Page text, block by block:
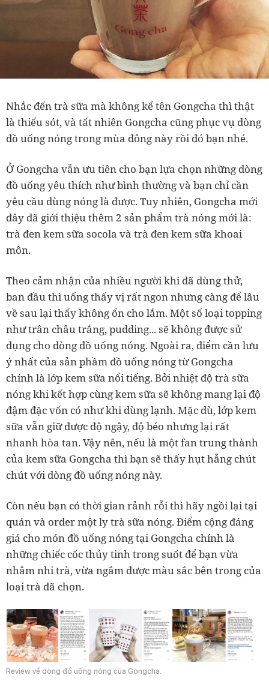
Nhắc đến trà sữa mà không kể tên Gongcha thì thật
là thiếu sót, và tất nhiên Gongcha cũng phục vụ dòng
đồ uống nóng trong mùa đông này rồi đó bạn nhé.
Ở Gongcha vẫn ưu tiên cho bạn lựa chọn những dòng
đồ uống yêu thích như bình thường và bạn chỉ cần
yêu cầu dùng nóng là được. Tuy nhiên, Gongcha mới
đây đã giới thiệu thêm 2 sản phẩm trà nóng mới là:
trà đen kem sữa socola và trà đen kem sữa khoai
môn.
Theo cảm nhận của nhiều người khi đã dùng thử,
ban đầu thì uống thấy vị rất ngon nhưng càng để lâu
về sau lại thấy không ổn cho lắm. Một số loại topping
như trân châu trắng, pudding... sẽ không được sử
dụng cho dòng đồ uống nóng. Ngoài ra, điểm cần lưu
ý nhất của sản phầm đồ uống nóng từ Gongcha
chính là lớp kem sữa nổi tiếng. Bởi nhiệt độ trà sữa
nóng khi kết hợp cùng kem sữa sẽ không mang lại độ
đậm đặc vốn có như khi dùng lạnh. Mặc dù, lớp kem
sữa vẫn giữ được độ ngậy, độ béo nhưng lại rất
nhanh hòa tan. Vậy nên, nếu là một fan trung thành
của kem sữa Gongcha thì bạn sẽ thấy hụt hẫng chút
chút với dòng đồ uống nóng này.
Còn nếu bạn có thời gian rảnh rỗi thì hãy ngồi lại tại
quán và order một ly trà sữa nóng. Điểm cộng đáng
giá cho món đồ uống nóng tại Gongcha chính là
những chiếc cốc thủy tinh trong suốt để bạn vừa
nhâm nhi trà, vừa ngắm được màu sắc bên trong của
loại trà đã chọn.
Review về dòng đồ uống nóng của Gongcha.